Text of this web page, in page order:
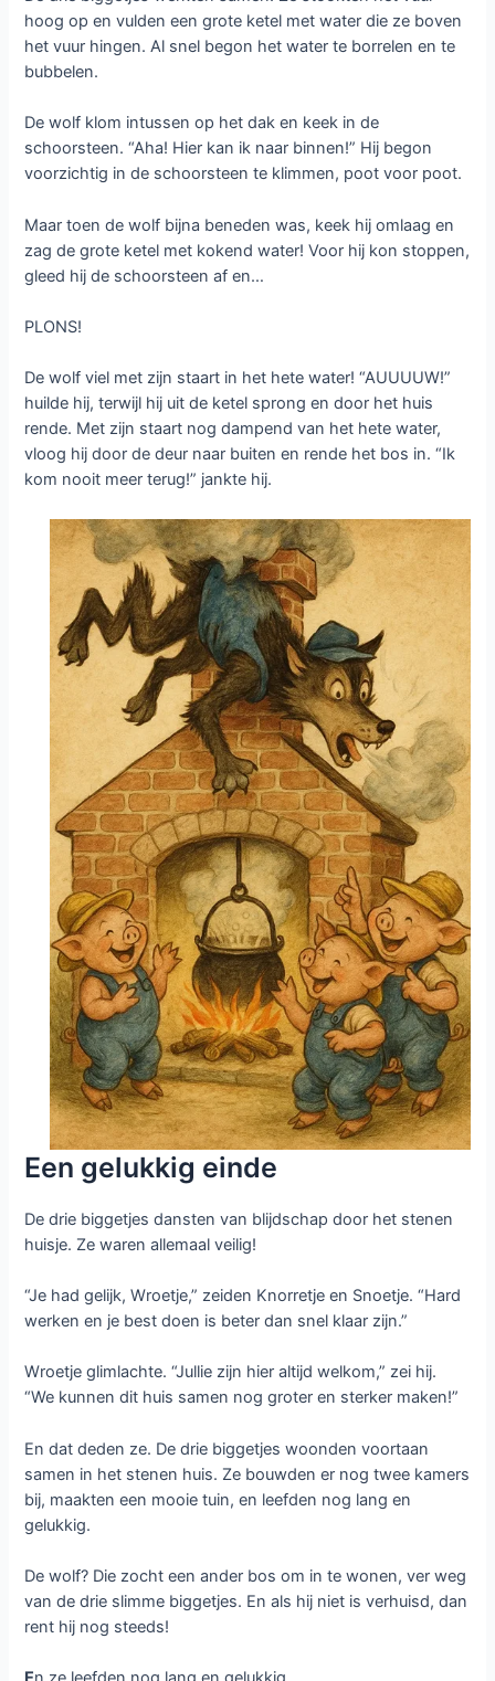
hoog op en vulden een grote ketel met water die ze boven
het vuur hingen. Al snel begon het water te borrelen en te
bubbelen.
De wolf klom intussen op het dak en keek in de
schoorsteen. “Aha! Hier kan ik naar binnen!” Hij begon
voorzichtig in de schoorsteen te klimmen, poot voor poot.
Maar toen de wolf bijna beneden was, keek hij omlaag en
zag de grote ketel met kokend water! Voor hij kon stoppen,
gleed hij de schoorsteen af en…
PLONS!
De wolf viel met zijn staart in het hete water! “AUUUUW!”
huilde hij, terwijl hij uit de ketel sprong en door het huis
rende. Met zijn staart nog dampend van het hete water,
vloog hij door de deur naar buiten en rende het bos in. “Ik
kom nooit meer terug!” jankte hij.
Een gelukkig einde
De drie biggetjes dansten van blijdschap door het stenen
huisje. Ze waren allemaal veilig!
“Je had gelijk, Wroetje,” zeiden Knorretje en Snoetje. “Hard
werken en je best doen is beter dan snel klaar zijn.”
Wroetje glimlachte. “Jullie zijn hier altijd welkom,” zei hij.
“We kunnen dit huis samen nog groter en sterker maken!”
En dat deden ze. De drie biggetjes woonden voortaan
samen in het stenen huis. Ze bouwden er nog twee kamers
bij, maakten een mooie tuin, en leefden nog lang en
gelukkig.
De wolf? Die zocht een ander bos om in te wonen, ver weg
van de drie slimme biggetjes. En als hij niet is verhuisd, dan
rent hij nog steeds!